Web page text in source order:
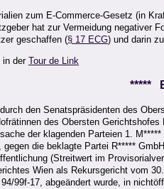
zum E-Commerce-Gesetz (in
hat zur Vermeidung negativer
geschaffen (§ 17 ECG) und darin
in der Tour de Link
*****
den Senatspräsidenten des
des Obersten
der klagenden Parteien 1.
gegen die beklagte Partei R*****
(Streitwert im
Wien als Rekursgericht vom
99f-17, abgeändert wurde, in